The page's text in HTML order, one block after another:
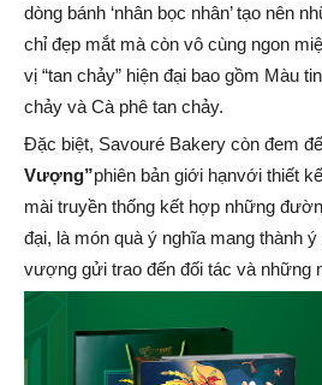
dòng bánh ‘nhân bọc nhân’ tạo nên
chỉ đẹp mắt mà còn vô cùng ngon
vị “tan chảy” hiện đại bao gồm Màu
chảy và Cà phê tan chảy.
Đặc biệt, Savouré Bakery còn đem
Vượng”phiên bản giới hạnvới thiết
mài truyền thống kết hợp những
đại, là món quà ý nghĩa mang thành
vượng gửi trao đến đối tác và những